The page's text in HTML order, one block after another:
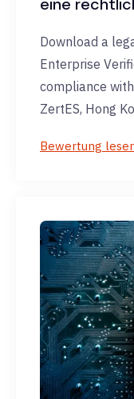
Download a
Enterprise
compliance with
ZertES, Hong
Bewertung